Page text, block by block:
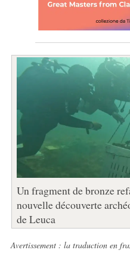
Un fragment de bronze
nouvelle découverte
de Leuca
Avertissement : la traduction en